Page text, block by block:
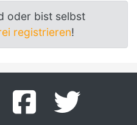
oder bist selbst
registrieren!